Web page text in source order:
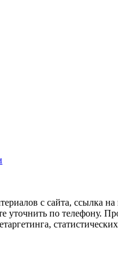
с сайта, ссылка
по телефону.